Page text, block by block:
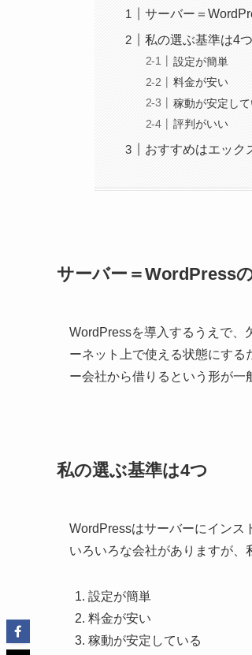
サーバー＝
私の選ぶ基準は4つ
設定が簡単
料金が安い
稼動が安定し
評判がいい
おすすめはエック
サーバー＝WordPress
WordPressを導入するうえで、
ーネット上で使える状態にす
ー会社から借りるという形が一
私の選ぶ基準は4つ
WordPressはサーバーにインス
いろいろな会社がありますが、
設定が簡単
料金が安い
稼動が安定している